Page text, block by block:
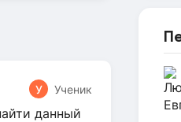
У Ученик
данный